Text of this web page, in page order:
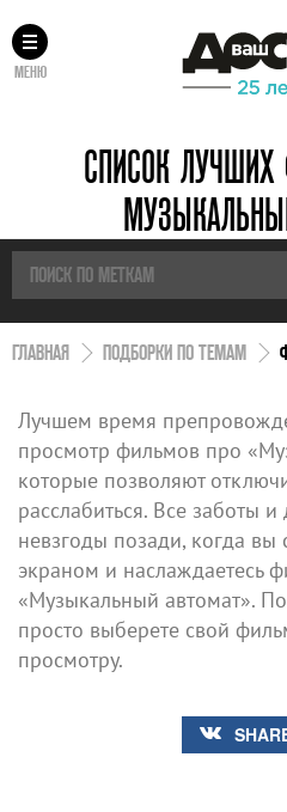
МЕНЮ
СПИСОК
ГЛАВНАЯ ПОДБОРКИ ПО ТЕМАМ
Лучшем время
просмотр фильмов про
которые позволяют
расслабиться. Все заботы
невзгоды позади, когда
экраном и наслаждаетесь
«Музыкальный автомат».
просто выберете свой
просмотру.